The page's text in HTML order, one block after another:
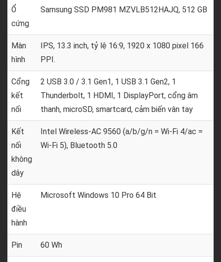
Ổ
cứng
Samsung SSD PM981 MZVLB512HAJQ, 512 GB
Màn
hình
IPS, 13.3 inch, tỷ lệ 16:9, 1920 x 1080 pixel 166
PPI.
Cổng
kết
nối
2 USB 3.0 / 3.1 Gen1, 1 USB 3.1 Gen2, 1
Thunderbolt, 1 HDMI, 1 DisplayPort, cổng âm
thanh, microSD, smartcard, cảm biến vân tay
Kết
nối
không
dây
Intel Wireless-AC 9560 (a/b/g/n = Wi-Fi 4/ac =
Wi-Fi 5), Bluetooth 5.0
Hệ
điều
hành
Microsoft Windows 10 Pro 64 Bit
Pin 60 Wh